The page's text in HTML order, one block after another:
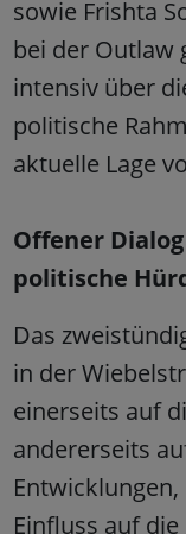
sowie Frishta
bei der Outlaw
intensiv über
politische
aktuelle Lage
Offener
politische
Das
in der
einerseits auf
andererseits
Einfluss auf